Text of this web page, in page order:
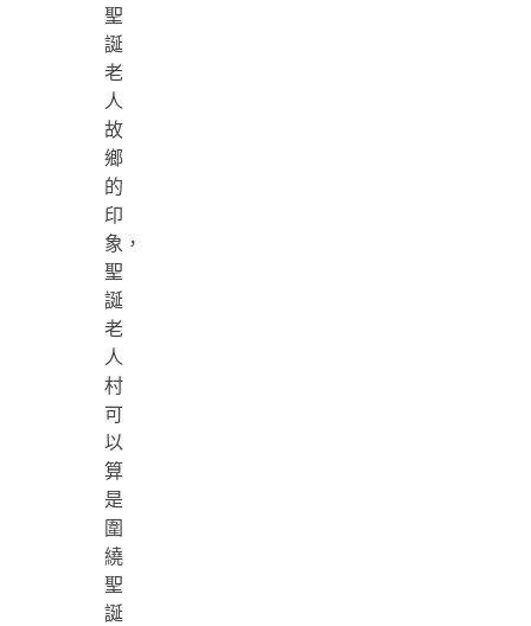
聖
誕
老
人
故
鄉
的
印
象，
聖
誕
老
人
村
可
以
算
是
圍
繞
聖
誕